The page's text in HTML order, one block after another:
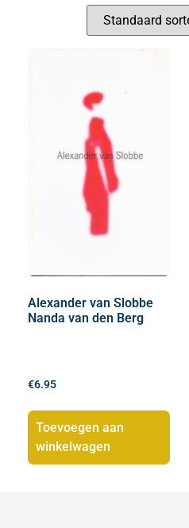
Alexander van Slobbe
Nanda van den Berg
€6.95
Toevoegen aan
winkelwagen